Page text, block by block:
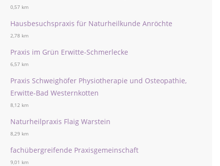
0,57 km
Hausbesuchspraxis für Naturheilkunde Anröchte
2,78 km
Praxis im Grün Erwitte-Schmerlecke
6,57 km
Praxis Schweighöfer Physiotherapie und Osteopathie,
Erwitte-Bad Westernkotten
8,12 km
Naturheilpraxis Flaig Warstein
8,29 km
fachübergreifende Praxisgemeinschaft
9,01 km